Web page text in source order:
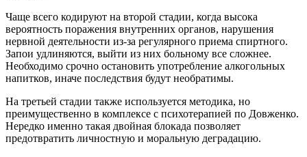
Чаще всего кодируют на второй стадии, когда высока
вероятность поражения внутренних органов, нарушения
нервной деятельности из-за регулярного приема спиртного.
Запои удлиняются, выйти из них больному все сложнее.
Необходимо срочно остановить употребление алкогольных
напитков, иначе последствия будут необратимы.
На третьей стадии также используется методика, но
преимущественно в комплексе с психотерапией по Довженко.
Нередко именно такая двойная блокада позволяет
предотвратить личностную и моральную деградацию.